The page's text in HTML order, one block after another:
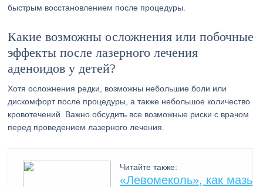
быстрым восстановлением после процедуры.
Какие возможны осложнения или побочные
эффекты после лазерного лечения
аденоидов у детей?
Хотя осложнения редки, возможны небольшие боли или
дискомфорт после процедуры, а также небольшое количество
кровотечений. Важно обсудить все возможные риски с врачом
перед проведением лазерного лечения.
Читайте также:
«Левомеколь», как мазь